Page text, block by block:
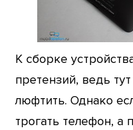
К сборке
претензий, ведь
люфтить. Однако
трогать телефон, а